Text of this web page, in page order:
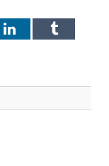
LinkedInTumblr